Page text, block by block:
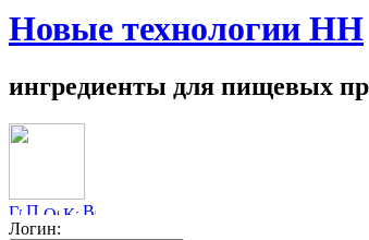
Новые технологии НН
ингредиенты для пищевых
Логин: